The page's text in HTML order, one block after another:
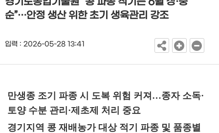
순”…안정 생산 위한 초기 생육관리 강조
입력 : 2026-05-28 13:41
만생종 조기 파종 시 도복 위험 커져 …종자 소독·
토양 수분 관리 ·제초제 처리 중요
경기지역 콩 재배농가 대상 적기 파종 및 품종별